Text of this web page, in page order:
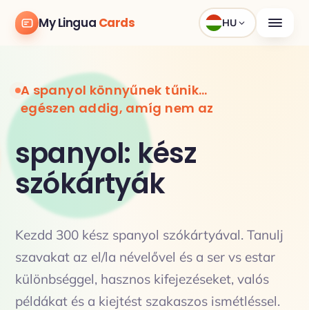
My Lingua Cards HU
A spanyol könnyűnek tűnik…
egészen addig, amíg nem az
spanyol: kész
szókártyák
Kezdd 300 kész spanyol szókártyával. Tanulj
szavakat az el/la névelővel és a ser vs estar
különbséggel, hasznos kifejezéseket, valós
példákat és a kiejtést szakaszos ismétléssel.